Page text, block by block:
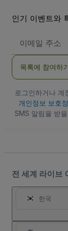
인기 이벤트와
메
소
목록에 참여하
로그인하거나 계
개인정보 보호
SMS 알림을 받
전 세계 라이브
한국